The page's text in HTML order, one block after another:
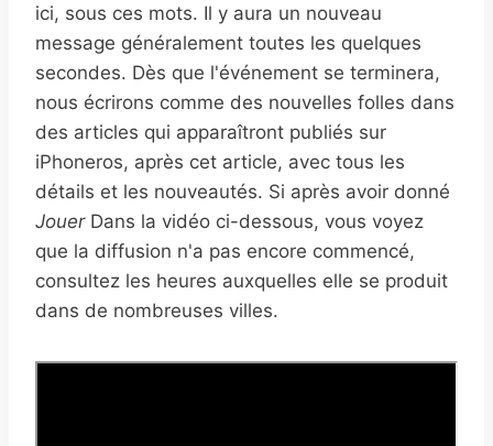
ici, sous ces mots. Il y aura un nouveau
message généralement toutes les quelques
secondes. Dès que l'événement se terminera,
nous écrirons comme des nouvelles folles dans
des articles qui apparaîtront publiés sur
iPhoneros, après cet article, avec tous les
détails et les nouveautés. Si après avoir donné
JouerDans la vidéo ci-dessous, vous voyez
que la diffusion n'a pas encore commencé,
consultez les heures auxquelles elle se produit
dans de nombreuses villes.